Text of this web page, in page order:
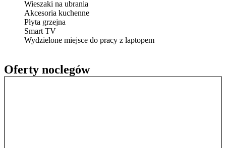
Oferty noclegów
Wieszaki na ubrania
Akcesoria kuchenne
Płyta grzejna
Smart TV
Wydzielone miejsce do pracy z laptopem